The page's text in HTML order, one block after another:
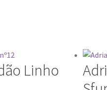
Linho